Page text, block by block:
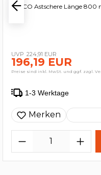
FELCO Astschere Länge 800
224,91 EUR
196,19 EUR
Preise sind inkl. MwSt. und ggf. zzgl.
1-3 Werktage
Merken